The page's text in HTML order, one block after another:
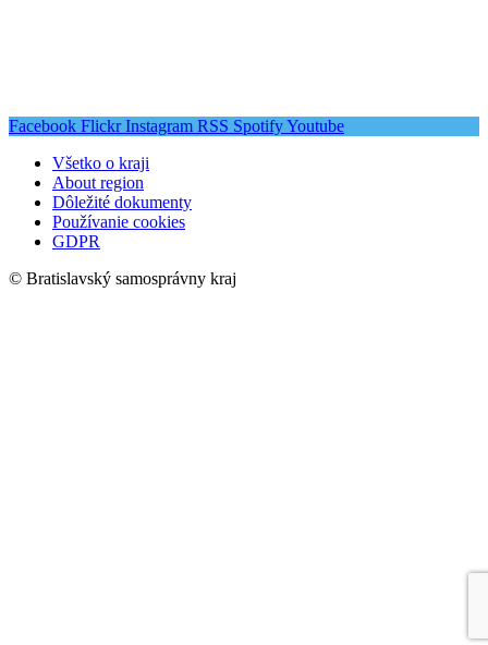
Facebook Flickr Instagram RSS SpotifyYoutube
Všetko o kraji
About region
Dôležité dokumenty
Používanie cookies
GDPR
© Bratislavský samosprávny kraj